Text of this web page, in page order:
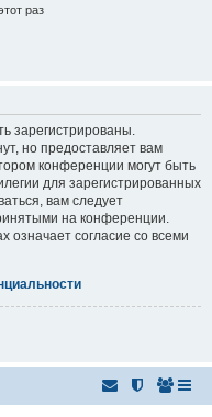
раз
зарегистрированы.
но предоставляет вам
конференции могут быть
для зарегистрированных
вам следует
на конференции.
означает согласие со всеми